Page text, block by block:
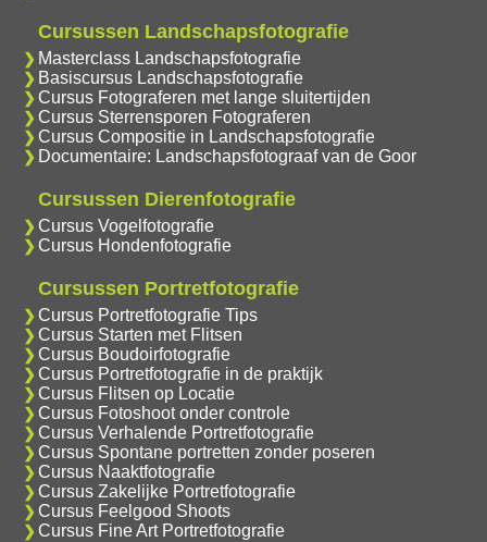
Cursussen Landschapsfotografie
Masterclass Landschapsfotografie
Basiscursus Landschapsfotografie
Cursus Fotograferen met lange sluitertijden
Cursus Sterrensporen Fotograferen
Cursus Compositie in Landschapsfotografie
Documentaire: Landschapsfotograaf van de Goor
Cursussen Dierenfotografie
Cursus Vogelfotografie
Cursus Hondenfotografie
Cursussen Portretfotografie
Cursus Portretfotografie Tips
Cursus Starten met Flitsen
Cursus Boudoirfotografie
Cursus Portretfotografie in de praktijk
Cursus Flitsen op Locatie
Cursus Fotoshoot onder controle
Cursus Verhalende Portretfotografie
Cursus Spontane portretten zonder poseren
Cursus Naaktfotografie
Cursus Zakelijke Portretfotografie
Cursus Feelgood Shoots
Cursus Fine Art Portretfotografie